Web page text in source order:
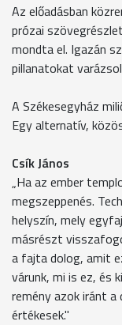
Az előadásban
prózai
mondta el. Igazán
pillanatokat
A Székesegyház
Egy alternatív,
Csík János
„Ha az ember
megszeppenés.
helyszín, mely
másrészt
a fajta dolog, amit
várunk, mi is ez, és
remény azok iránt
értékesek."